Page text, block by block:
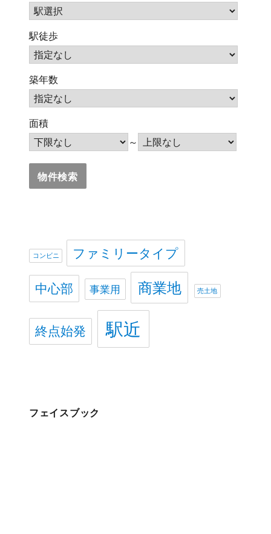
駅徒歩
築年数
面積
～
コンビニ ファミリータイプ
中心部 事業用 商業地 売土地
終点始発 駅近
フェイスブック